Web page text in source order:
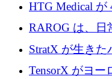
HTG Medical
尿モニタリング
証を獲得
RAROG は、日
助ビーコンに変
StratX が生き
ン対策に 119
TensorX がヨー